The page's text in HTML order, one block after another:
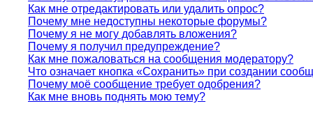
Как мне отредактировать или удалить опрос?
Почему мне недоступны некоторые форумы?
Почему я не могу добавлять вложения?
Почему я получил предупреждение?
Как мне пожаловаться на сообщения модератору?
Что означает кнопка «Сохранить» при создании
Почему моё сообщение требует одобрения?
Как мне вновь поднять мою тему?